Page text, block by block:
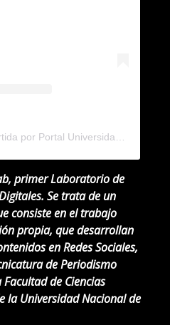
primer Laboratorio de
Se trata de un
consiste en el trabajo
propia, que desarrollan
en Redes Sociales,
de Periodismo
de Ciencias
la Universidad Nacional de